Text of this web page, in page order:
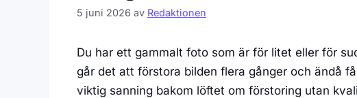
5 juni 2026 av Redaktionen
Du har ett gammalt foto som är för litet eller för
går det att förstora bilden flera gånger och ändå
viktig sanning bakom löftet om förstoring utan